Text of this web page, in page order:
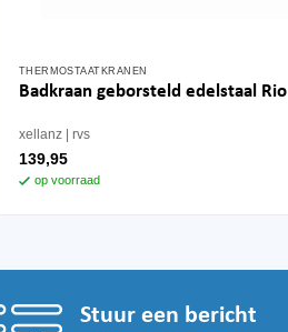
THERMOSTAATKRANEN
Badkraan geborsteld edelstaal Rio
xellanz rvs
139,95
op voorraad
Stuur een bericht